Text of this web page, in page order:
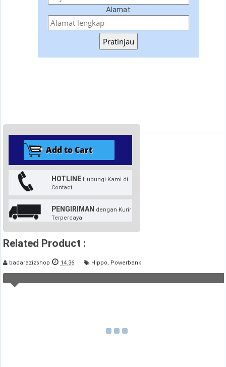
Alamat:
Pratinjau
HOTLINE Hubungi Kami di
Contact
PENGIRIMAN dengan Kurir
Terpercaya
Related Product :
badarazizshop 14.36 Hippo Powerbank